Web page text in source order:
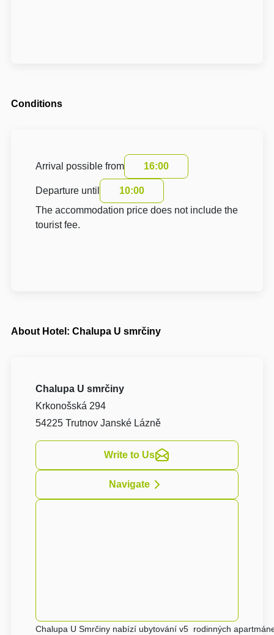
Conditions
Arrival possible from 16:00
Departure until
10:00
The accommodation price does not include the
tourist fee.
About Hotel: Chalupa U smrčiny
Chalupa U smrčiny
Krkonošská 294
54225 Trutnov Janské Lázně
Write to Us
Navigate
Chalupa U Smrčiny nabízí ubytování v5 rodinných